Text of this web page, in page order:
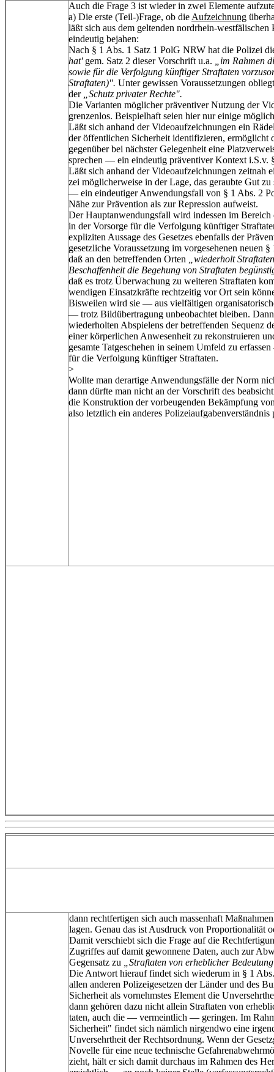
Auch die Frage 3 ist wieder in zwei Elemente
a) Die erste (Teil-)Frage, ob die Aufzeichnung
läßt sich aus dem geltenden nordrhein-westfälischen
eindeutig bejahen:
Nach § 1 Abs. 1 Satz 1 PolG NRW hat die Polizei
hat'gem. Satz 2 dieser Vorschrift u.a.
„im Rahmen
sowie für die Verfolgung künftiger Straftaten
Straftaten)". Unter gewissen Voraussetzungen
der
„Schutz privater Rechte".
Die Varianten möglicher präventiver Nutzung der
grenzenlos. Beispielhaft seien hier nur einige
Läßt sich anhand der Videoaufzeichnungen ein
der öffentlichen Sicherheit identifizieren, ermöglicht
gegenüber bei nächster Gelegenheit eine
sprechen — ein eindeutig präventiver Kontext i.S.v.
Läßt sich anhand der Videoaufzeichnungen zeitnah
zei möglicherweise in der Lage, das geraubte Gut
— ein eindeutiger Anwendungsfall von § 1 Abs. 2
Nähe zur Prävention als zur Repression aufweist.
Der Hauptanwendungsfall wird indessen im
in der Vorsorge für die Verfolgung künftiger
expliziten Aussage des Gesetzes ebenfalls der
gesetzliche Voraussetzung im vorgesehenen neuen
daß an den betreffenden Orten
„wiederholt
Beschaffenheit die Begehung von Straftaten
daß es trotz Überwachung zu weiteren Straftaten
wendigen Einsatzkräfte rechtzeitig vor Ort sein
Bisweilen wird sie — aus vielfältigen
— trotz Bildübertragung unbeobachtet bleiben.
wiederholten Abspielens der betreffenden Sequenz
einer körperlichen Anwesenheit zu rekonstruieren
gesamte Tatgeschehen in seinem Umfeld zu
für die Verfolgung künftiger Straftaten.
>
Wollte man derartige Anwendungsfälle der Norm
dann dürfte man nicht an der Vorschrift des
die Konstruktion der vorbeugenden Bekämpfung
also letztlich ein anderes Polizeiaufgabenverständnis
dann rechtfertigen sich auch massenhaft
lagen. Genau das ist Ausdruck von Proportionalität
Damit verschiebt sich die Frage auf die
Zugriffes auf damit gewonnene Daten, auch zur
Gegensatz zu
„Straftaten von erheblicher
Die Antwort hierauf findet sich wiederum in § 1
allen anderen Polizeigesetzen der Länder und des
Sicherheit als vornehmstes Element die
dann gehören dazu nicht allein Straftaten von
taten, auch die — vermeintlich — geringen. Im
Sicherheit" findet sich nämlich nirgendwo eine
Unversehrtheit der Rechtsordnung. Wenn der
Novelle für eine neue technische
zieht, hält er sich damit durchaus im Rahmen des